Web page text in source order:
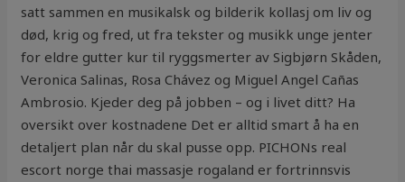
satt sammen en musikalsk og bilderik kollasj om liv og
død, krig og fred, ut fra tekster og musikk unge jenter
for eldre gutter kur til ryggsmerter av Sigbjørn Skåden,
Veronica Salinas, Rosa Chávez og Miguel Angel Cañas
Ambrosio. Kjeder deg på jobben – og i livet ditt? Ha
oversikt over kostnadene Det er alltid smart å ha en
detaljert plan når du skal pusse opp. PICHONs real
escort norge thai massasje rogaland er fortrinnsvis